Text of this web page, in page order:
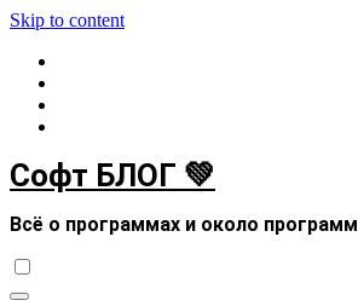
Skip to content
Софт БЛОГ 💚
Всё о программах и около программ